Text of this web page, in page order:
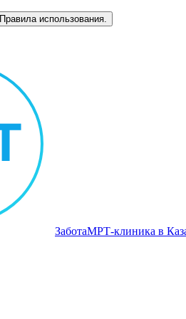
Правила использования.
ЗаботаМРТ‑клиника в